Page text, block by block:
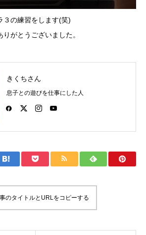
３の練習をします(笑)
がとうございました。
きくちさん
息子との遊びを仕事にした人
のタイトルとURLをコピーする